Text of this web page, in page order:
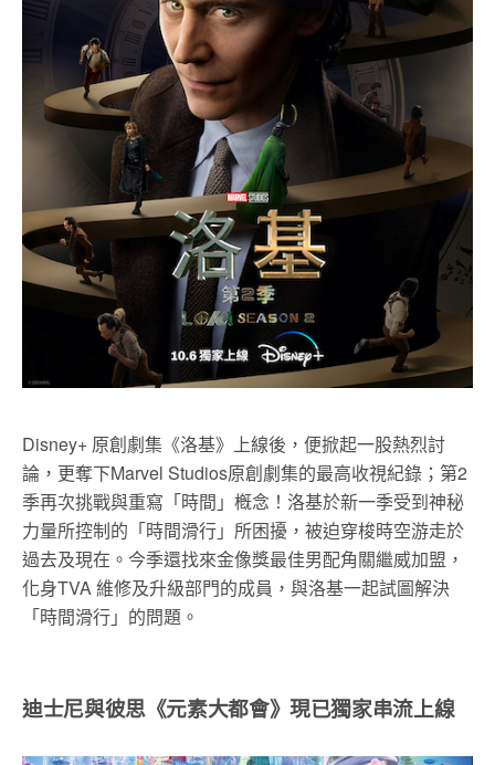
Disney+ 原創劇集《洛基》上線後，便掀起一股熱烈討
論，更奪下Marvel Studios原創劇集的最高收視紀錄；第2
季再次挑戰與重寫「時間」槪念！洛基於新一季受到神秘
力量所控制的「時間滑行」所困擾，被迫穿梭時空游走於
過去及現在。今季還找來金像獎最佳男配角關繼威加盟，
化身TVA 維修及升級部門的成員，與洛基一起試圖解決
「時間滑行」的問題。
迪士尼與彼思《元素大都會》現已獨家串流上線